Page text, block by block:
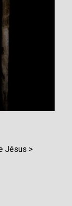
Jésus >